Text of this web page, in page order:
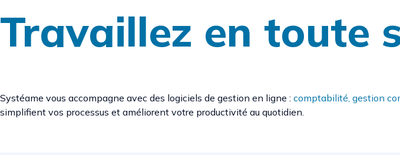
Travaillez en toute
Systéame vous accompagne avec des logiciels de gestion en ligne : comptabilité, gestion
simplifient vos processus et améliorent votre productivité au quotidien.